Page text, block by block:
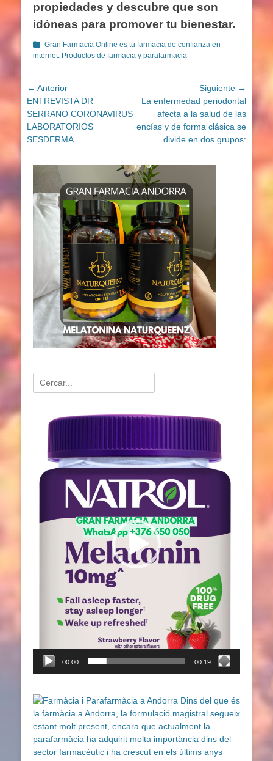
propiedades y descubre que son
idóneas para promover tu bienestar.
Categorías
Gran Farmacia Online es tu farmacia de confianza en
internet. Productos de farmacia y parafarmacia
Navegación
de
entradas
← Anterior
Entrada
anterior:
ENTREVISTA DR
SERRANO CORONAVIRUS
LABORATORIOS
SESDERMA
Siguiente →
Entrada
siguiente:
La enfermedad periodontal
afecta a la salud de las
encías y de forma clásica se
divide en dos grupos:
Buscar:
Reproductor
vídeo
00:00 00:19